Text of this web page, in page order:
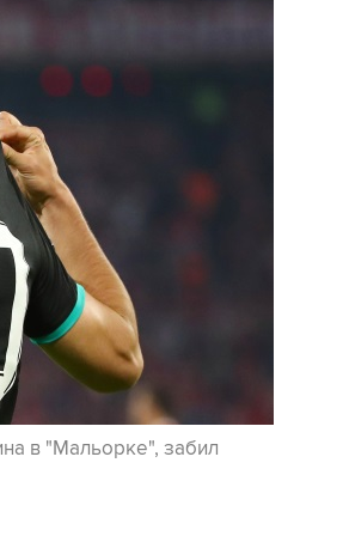
в "Мальорке", забил